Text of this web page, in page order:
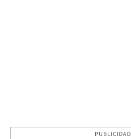
PUBLICIDAD